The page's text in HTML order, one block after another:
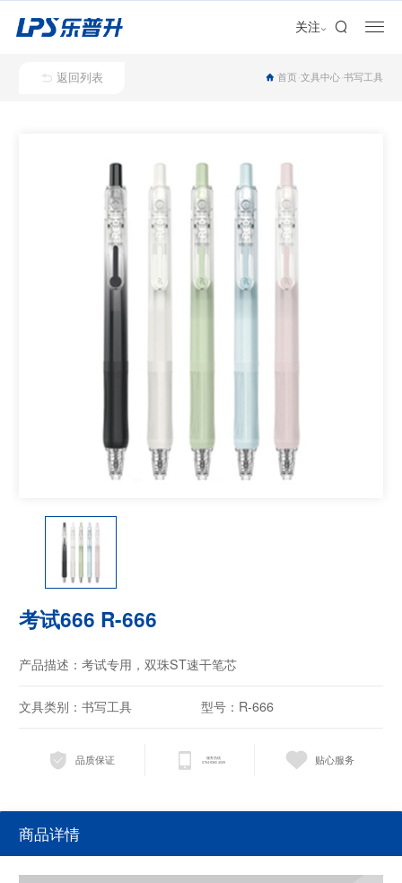
关注
加盟合作
返回列表 首页 文具中心 书写工具
考试666 R-666
产品描述：考试专用，双珠ST速干笔芯
文具类别：书写工具 型号：R-666
品质保证
服务热线
0754-8360 4009
贴心服务
商品详情